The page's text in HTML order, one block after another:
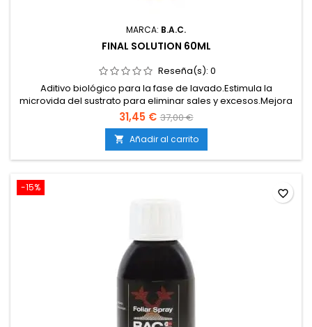
MARCA: B.A.C.
FINAL SOLUTION 60ML
Reseña(s): 0
Aditivo biológico para la fase de lavado.Estimula la
microvida del sustrato para eliminar sales y excesos.Mejora
el sabor, aroma y calidad final de la cosecha.Facilita una
limpieza rápida y eficaz de raíces.Apto para tierra, coco e
hidroponía.
31,45 € 37,00 €
 Añadir al carrito
-15% favorite_border